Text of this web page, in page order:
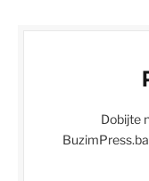
Dobijte